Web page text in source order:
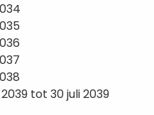
tot 30 juli 2039